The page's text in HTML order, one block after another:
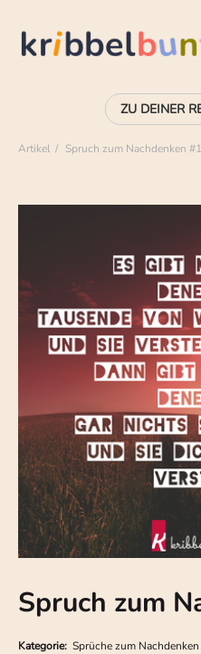
Artikel Spruch zum Nachdenken
Spruch zum
Kategorie: Sprüche zum Nachdenken